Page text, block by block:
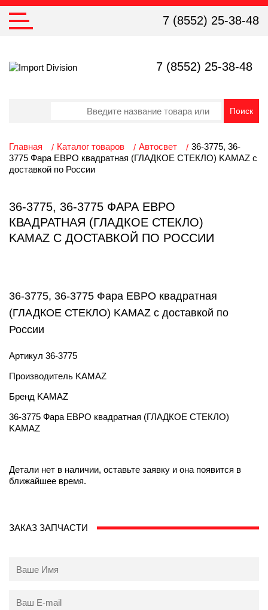
7 (8552) 25-38-48
7 (8552) 25-38-48
Главная Каталог товаров Автосвет
36-3775, 36-
3775 Фара ЕВРО квадратная (ГЛАДКОЕ СТЕКЛО) KAMAZ с
доставкой по России
36-3775, 36-3775 ФАРА ЕВРО
КВАДРАТНАЯ (ГЛАДКОЕ СТЕКЛО)
KAMAZ С ДОСТАВКОЙ ПО РОССИИ
36-3775, 36-3775 Фара ЕВРО квадратная
(ГЛАДКОЕ СТЕКЛО) KAMAZ с доставкой по
России
Артикул 36-3775
Производитель KAMAZ
Бренд KAMAZ
36-3775 Фара ЕВРО квадратная (ГЛАДКОЕ СТЕКЛО)
KAMAZ
Детали нет в наличии, оставьте заявку и она появится в
ближайшее время.
ЗАКАЗ ЗАПЧАСТИ